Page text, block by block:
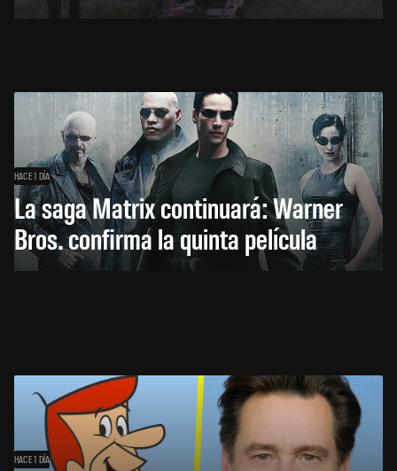
HACE 1 DÍA
La saga Matrix continuará: Warner
Bros. confirma la quinta película
HACE 1 DÍA